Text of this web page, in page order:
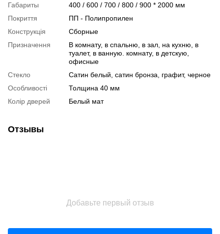
Габариты
400 / 600 / 700 / 800 / 900 * 2000 мм
Покриття
ПП - Полипропилен
Конструкція
Сборные
Призначення
В комнату, в спальню, в зал, на кухню, в
туалет, в ванную. комнату, в детскую,
офисные
Стекло
Сатин белый, сатин бронза, графит, черное
Особливості
Толщина 40 мм
Колір дверей
Белый мат
Отзывы
Добавьте первый отзыв